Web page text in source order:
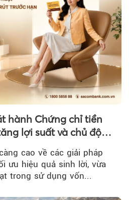
hành Chứng chỉ tiền
lợi suất và chủ động
hàng
cao về các giải pháp
ưu hiệu quả sinh lời, vừa
trong sử dụng vốn...